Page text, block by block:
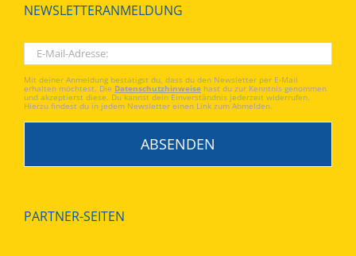
NEWSLETTERANMELDUNG
Mit deiner Anmeldung bestätigst du, dass du den Newsletter per E-Mail
erhalten möchtest. Die Datenschutzhinweise hast du zur Kenntnis genommen
und akzeptierst diese. Du kannst dein Einverständnis jederzeit widerrufen.
Hierzu findest du in jedem Newsletter einen Link zum Abmelden.
PARTNER-SEITEN